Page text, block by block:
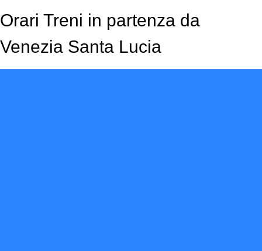
Orari Treni in partenza da
Venezia Santa Lucia